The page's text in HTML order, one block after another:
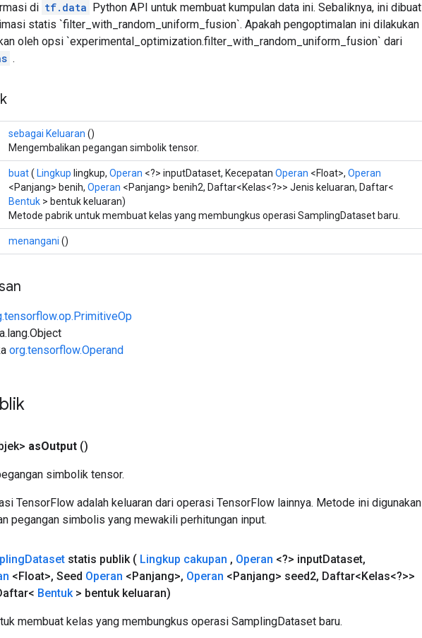
di tf.data Python API untuk membuat kumpulan data ini. Sebaliknya, ini dibuat
statis `filter_with_random_uniform_fusion`. Apakah pengoptimalan ini dilakukan
oleh opsi `experimental_optimization.filter_with_random_uniform_fusion` dari
.
sebagai Keluaran ()
Mengembalikan pegangan simbolik tensor.
buat( Lingkup lingkup, Operan <?> inputDataset, Kecepatan Operan <Float>, Operan
<Panjang> benih, Operan <Panjang> benih2, Daftar<Kelas<?>> Jenis keluaran, Daftar<
Bentuk > bentuk keluaran)
Metode pabrik untuk membuat kelas yang membungkus operasi SamplingDataset baru.
menangani ()
org.tensorflow.Operand
asOutput ()
simbolik tensor.
TensorFlow adalah keluaran dari operasi TensorFlow lainnya. Metode ini digunakan
pegangan simbolis yang mewakili perhitungan input.
Dataset statis publik ( Lingkup cakupan , Operan <?> inputDataset,
<Float>, Seed Operan <Panjang>, Operan <Panjang> seed2, Daftar<Kelas<?>>
Bentuk> bentuk keluaran)
membuat kelas yang membungkus operasi SamplingDataset baru.